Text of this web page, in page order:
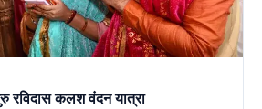
रविदास कलश वंदन यात्रा